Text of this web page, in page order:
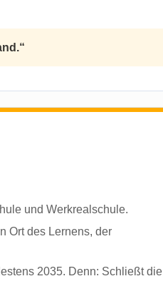
und Werkrealschule.
Ort des Lernens, der
2035. Denn: Schließt die